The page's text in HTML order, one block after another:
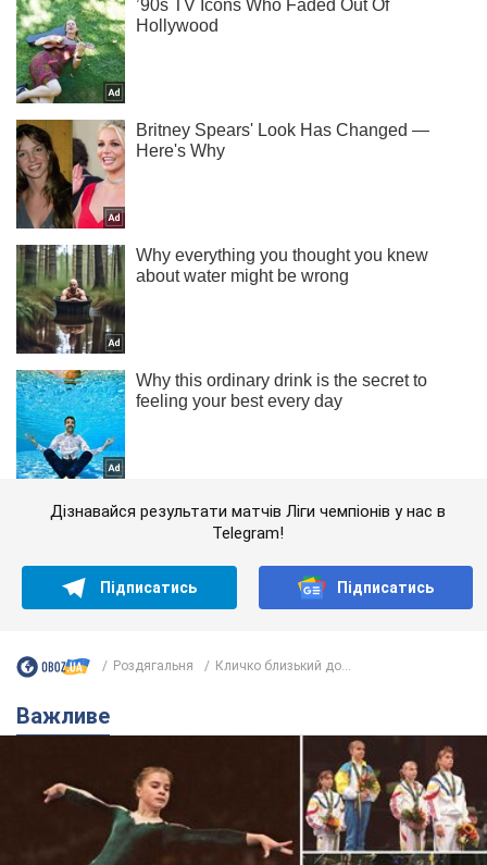
Дізнавайся результати матчів Ліги чемпіонів у нас в
Telegram!
Підписатись Підписатись
Роздягальня Кличко близький до...
Важливе